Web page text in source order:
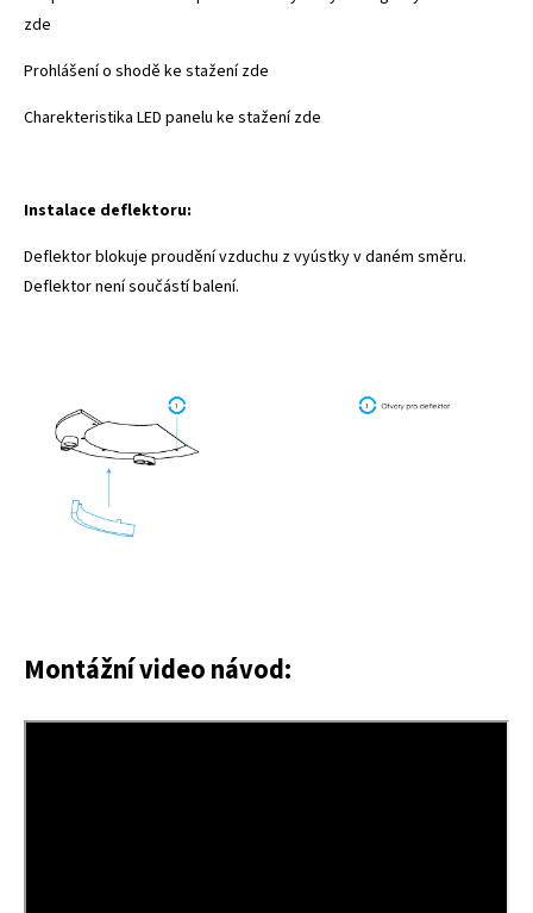
zde
Prohlášení o shodě ke stažení zde
Charekteristika LED panelu ke stažení zde
Instalace deflektoru:
Deflektor blokuje proudění vzduchu z vyústky v daném směru.
Deflektor není součástí balení.
Montážní video návod: